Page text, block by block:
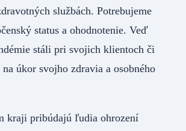
službách. Potrebujeme
status a ohodnotenie. Veď
stáli pri svojich klientoch či
úkor svojho zdravia a osobného
kraji pribúdajú ľudia ohrození